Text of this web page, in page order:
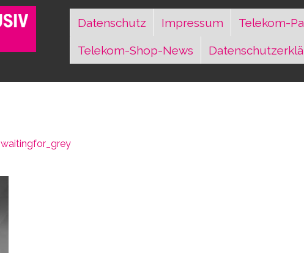
Datenschutz Impressum Telekom-
Telekom-Shop-News
waitingfor_grey